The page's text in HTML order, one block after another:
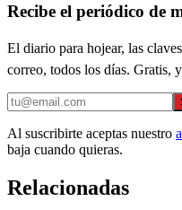
Recibe el periódico de
El diario para hojear, las
correo, todos los días. Gratis,
Al suscribirte aceptas nuestro
baja cuando quieras.
Relacionadas